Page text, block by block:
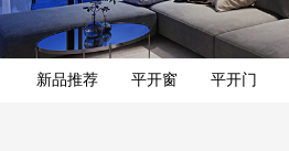
新品推荐 平开窗 平开门